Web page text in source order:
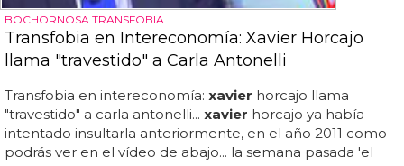
BOCHORNOSA TRANSFOBIA
Transfobia en Intereconomía: Xavier Horcajo
llama "travestido" a Carla Antonelli
Transfobia en intereconomía: xavier horcajo llama
"travestido" a carla antonelli... xavier horcajo ya había
intentado insultarla anteriormente, en el año 2011 como
podrás ver en el vídeo de abajo... la semana pasada 'el